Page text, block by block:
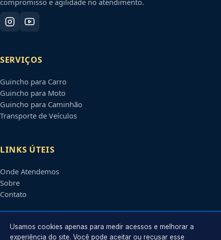
SERVIÇOS
Guincho para Carro
Guincho para Moto
Guincho para Caminhão
Transporte de Veículos
LINKS ÚTEIS
Onde Atendemos
Sobre
Contato
CONTATO
Usamos cookies apenas para medir acessos e melhorar a
experiência do site. Você pode aceitar ou recusar esse